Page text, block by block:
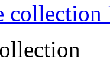
collection